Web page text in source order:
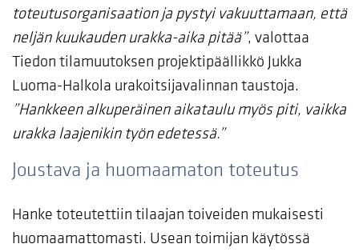
toteutusorganisaation ja pystyi vakuuttamaan, että
neljän kuukauden urakka-aika pitää”, valottaa
Tiedon tilamuutoksen projektipäällikkö Jukka
Luoma-Halkola urakoitsijavalinnan taustoja.
”Hankkeen alkuperäinen aikataulu myös piti, vaikka
urakka laajenikin työn edetessä.”
Joustava ja huomaamaton toteutus
Hanke toteutettiin tilaajan toiveiden mukaisesti
huomaamattomasti. Usean toimijan käytössä